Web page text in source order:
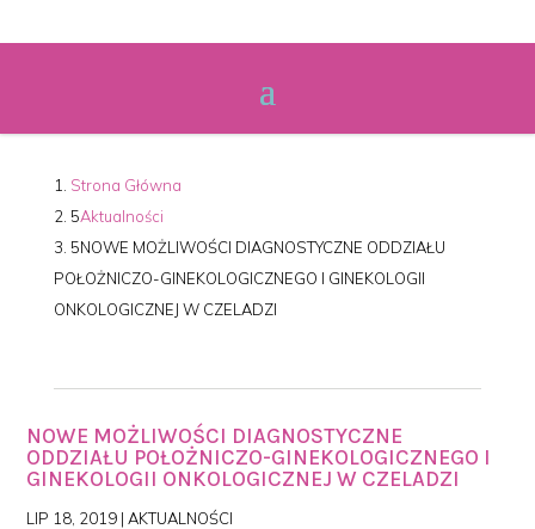
Strona Główna
Aktualności
NOWE MOŻLIWOŚCI DIAGNOSTYCZNE ODDZIAŁU
POŁOŻNICZO-GINEKOLOGICZNEGO I GINEKOLOGII
ONKOLOGICZNEJ W CZELADZI
NOWE MOŻLIWOŚCI DIAGNOSTYCZNE
ODDZIAŁU POŁOŻNICZO-GINEKOLOGICZNEGO I
GINEKOLOGII ONKOLOGICZNEJ W CZELADZI
LIP 18, 2019 | AKTUALNOŚCI